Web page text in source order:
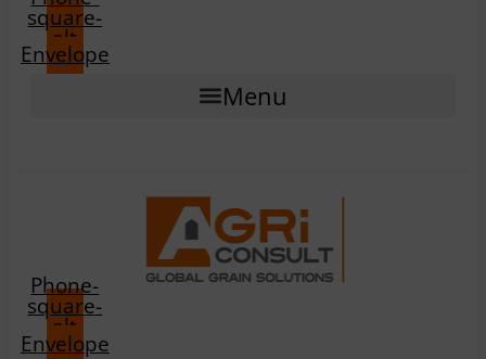
square-
alt
Envelope
Menu
Phone-
square-
alt
Envelope